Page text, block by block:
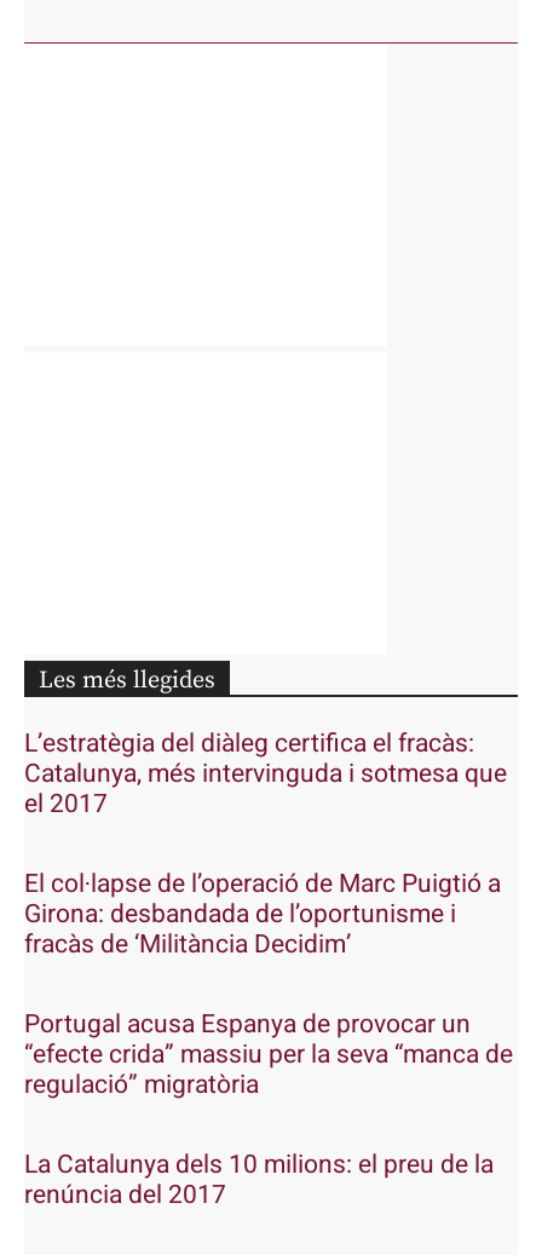
Les més llegides
L’estratègia del diàleg certifica el fracàs:
Catalunya, més intervinguda i sotmesa que
el 2017
El col·lapse de l’operació de Marc Puigtió a
Girona: desbandada de l’oportunisme i
fracàs de ‘Militància Decidim’
Portugal acusa Espanya de provocar un
“efecte crida” massiu per la seva “manca de
regulació” migratòria
La Catalunya dels 10 milions: el preu de la
renúncia del 2017